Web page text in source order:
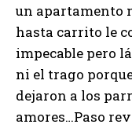
un apartamento
hasta carrito le
impecable pero
ni el trago
dejaron a los
amores…Paso